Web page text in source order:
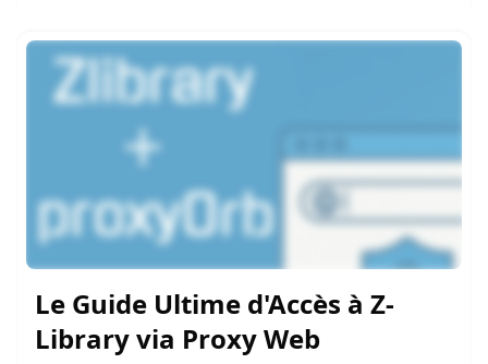
Le Guide Ultime d'Accès à Z-
Library via Proxy Web